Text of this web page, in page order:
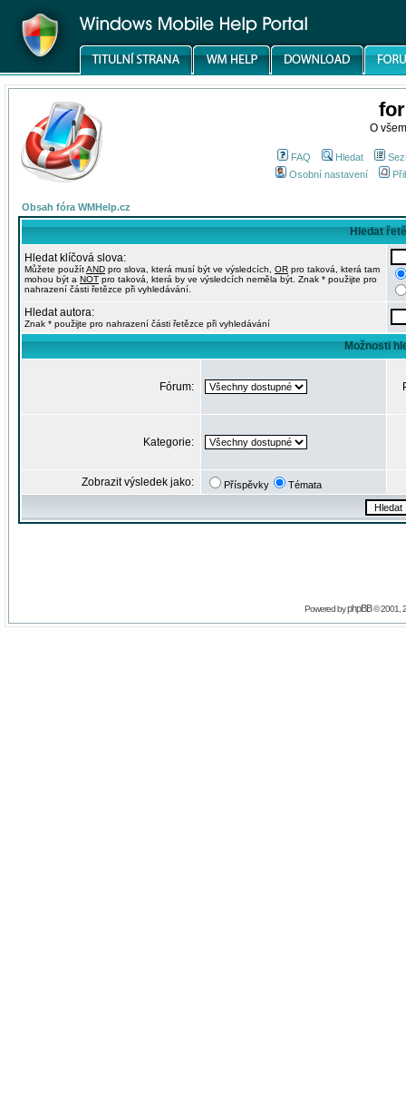
O
FAQ Hledat
Osobní nastavení
Obsah fóra WMHelp.cz
Hledat
Hledat klíčová slova:
Můžete použítAND pro slova, která musí být ve výsledcích, OR pro taková, která tam
mohou být a NOT pro taková, která by ve výsledcích neměla být. Znak * použijte pro
nahrazení části řetězce při vyhledávání.
Hledat autora:
Znak * použijte pro nahrazení části řetězce při vyhledávání
Možnosti
Fórum:
Kategorie:
Zobrazit výsledek jako: Příspěvky Témata
Powered byphpBB© 2001,